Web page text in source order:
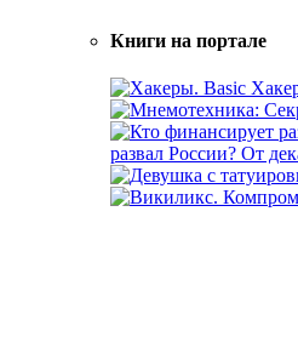
Книги на портале
развал России? От